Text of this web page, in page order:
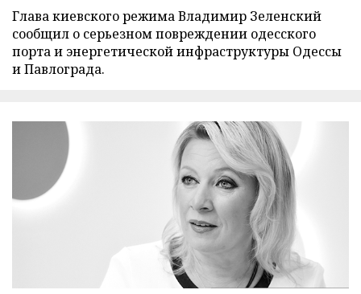
Глава киевского режима Владимир Зеленский
сообщил о серьезном повреждении одесского
порта и энергетической инфраструктуры Одессы
и Павлограда.